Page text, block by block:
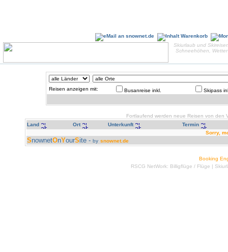
Skiurlaub und
Schneehöhen,
Reisen anzeigen mit: Busanreise inkl. Skipass
Fortlaufend werden neue Reisen von den
Land
Ort Unterkunft
Termin
Sorry,
SnownetOnYourSite - by snownet.de
Booking
RSCG NetWork: Billigflüge / Flüge |